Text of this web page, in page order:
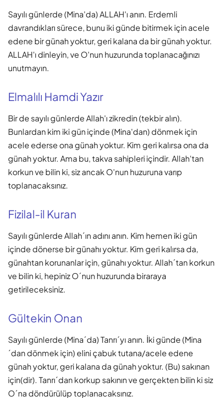
Sayılı günlerde (Mina'da) ALLAH'ı anın. Erdemli
davrandıkları sürece, bunu iki günde bitirmek için acele
edene bir günah yoktur, geri kalana da bir günah yoktur.
ALLAH'ı dinleyin, ve O'nun huzurunda toplanacağınızı
unutmayın.
Elmalılı Hamdi Yazır
Bir de sayılı günlerde Allah'ı zikredin (tekbir alın).
Bunlardan kim iki gün içinde (Mina'dan) dönmek için
acele ederse ona günah yoktur. Kim geri kalırsa ona da
günah yoktur. Ama bu, takva sahipleri içindir. Allah'tan
korkun ve bilin ki, siz ancak O'nun huzuruna varıp
toplanacaksınız.
Fizilal-il Kuran
Sayılı günlerde Allah´ın adını anın. Kim hemen iki gün
içinde dönerse bir günahı yoktur. Kim geri kalırsa da,
günahtan korunanlar için, günahı yoktur. Allah´tan korkun
ve bilin ki, hepiniz O´nun huzurunda biraraya
getirileceksiniz.
Gültekin Onan
Sayılı günlerde (Mina´da) Tanrı´yı anın. İki günde (Mina
´dan dönmek için) elini çabuk tutana/acele edene
günah yoktur, geri kalana da günah yoktur. (Bu) sakınan
için(dir). Tanrı´dan korkup sakının ve gerçekten bilin ki siz
O´na döndürülüp toplanacaksınız.